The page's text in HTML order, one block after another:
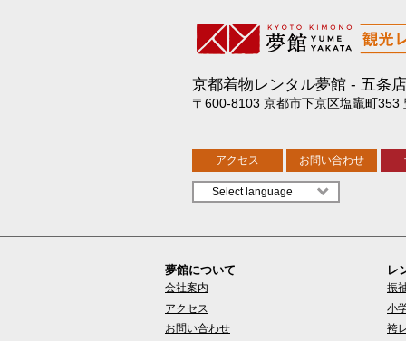
京都着物レンタル夢館 五条店
〒600-8103 京都市下京区塩竈町353
アクセス お問い合わせ
夢館について
会社案内
アクセス
お問い合わせ
レ
振
小
袴